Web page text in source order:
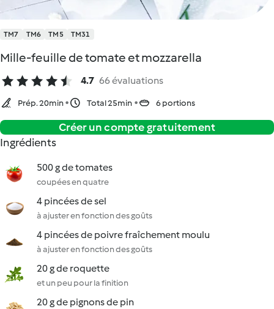
TM7 TM6 TM5 TM31
Mille-feuille de tomate et mozzarella
4.7 66 évaluations
Prép. 20min Total 25min 6 portions
Créer un compte gratuitement
Ingrédients
500 g de tomates
coupées en quatre
4 pincées de sel
à ajuster en fonction des goûts
4 pincées de poivre fraîchement moulu
à ajuster en fonction des goûts
20 g de roquette
et un peu pour la finition
20 g de pignons de pin